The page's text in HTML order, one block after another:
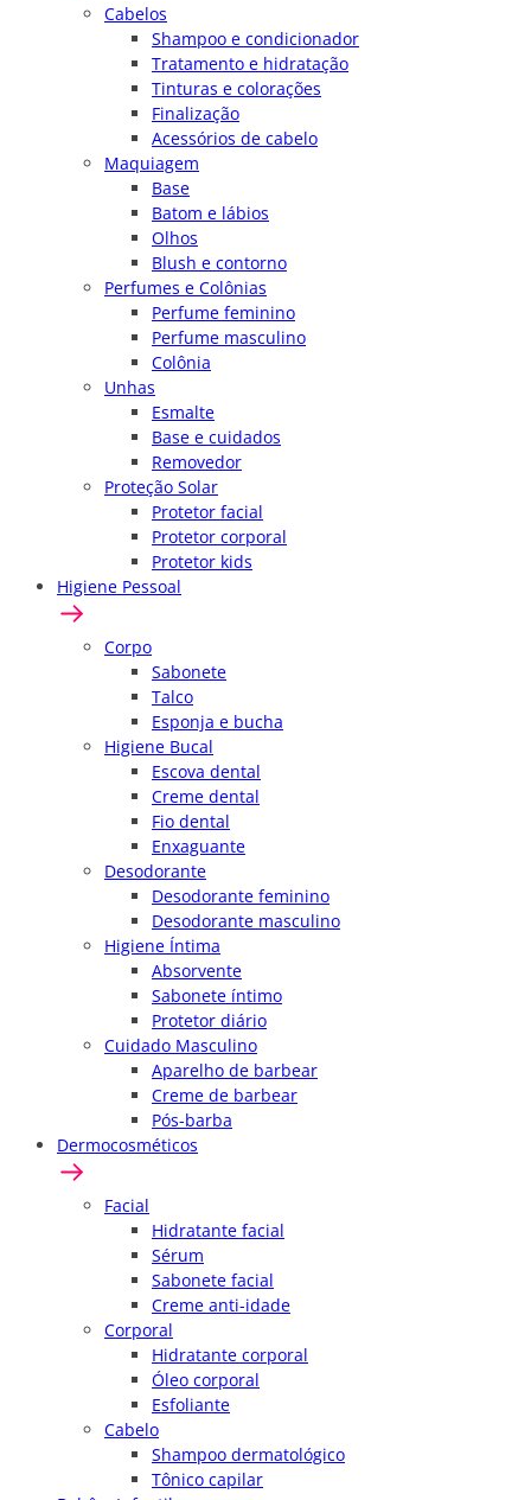
Cabelos
Shampoo e condicionador
Tratamento e hidratação
Tinturas e colorações
Finalização
Acessórios de cabelo
Maquiagem
Base
Batom e lábios
Olhos
Blush e contorno
Perfumes e Colônias
Perfume feminino
Perfume masculino
Colônia
Unhas
Esmalte
Base e cuidados
Removedor
Proteção Solar
Protetor facial
Protetor corporal
Protetor kids
Higiene Pessoal
Corpo
Sabonete
Talco
Esponja e bucha
Higiene Bucal
Escova dental
Creme dental
Fio dental
Enxaguante
Desodorante
Desodorante feminino
Desodorante masculino
Higiene Íntima
Absorvente
Sabonete íntimo
Protetor diário
Cuidado Masculino
Aparelho de barbear
Creme de barbear
Pós-barba
Dermocosméticos
Facial
Hidratante facial
Sérum
Sabonete facial
Creme anti-idade
Corporal
Hidratante corporal
Óleo corporal
Esfoliante
Cabelo
Shampoo dermatológico
Tônico capilar